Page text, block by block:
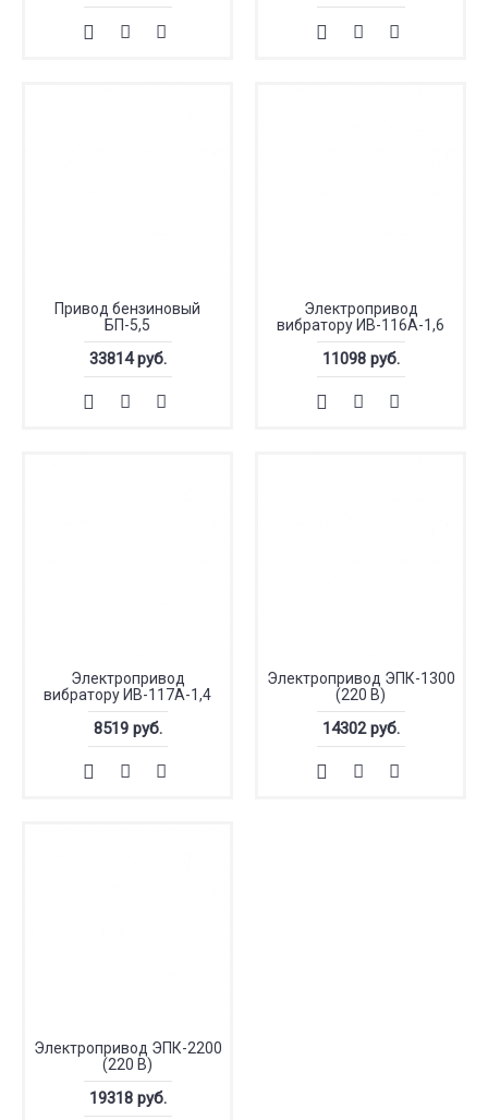
Привод бензиновый
БП-5,5
33814 руб.
Электропривод
вибратору ИВ-116А-1,6
11098 руб.
Электропривод
вибратору ИВ-117А-1,4
8519 руб.
Электропривод ЭПК-1300
(220 В)
14302 руб.
Электропривод ЭПК-2200
(220 В)
19318 руб.